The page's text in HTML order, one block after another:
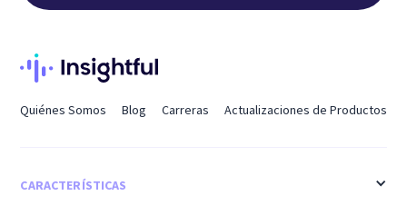
Quiénes Somos Blog Carreras Actualizaciones de Productos
CARACTERÍSTICAS